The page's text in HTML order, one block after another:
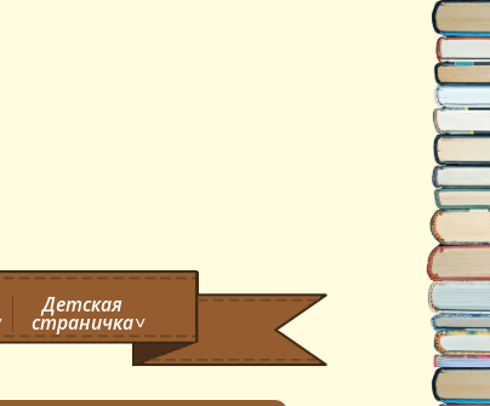
Детская
страничка